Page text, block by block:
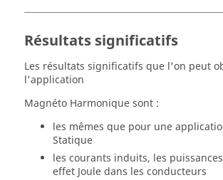
Résultats significatifs
Les résultats significatifs que l'on peut
l'application
Magnéto Harmonique sont :
les mêmes que pour une
Statique
les courants induits, les
effet Joule dans les conducteurs